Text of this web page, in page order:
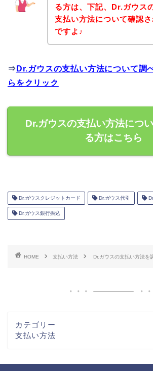
る方は、下記、Dr.ガウス
支払い方法について確認
ですよ♪
⇒ Dr.ガウスの支払い方法について調
らをクリック
Dr.ガウスの支払い方法につ
る方はこちら
Dr.ガウスクレジットカード Dr.ガウス代引
Dr.ガウス銀行振込
HOME 支払い方法 Dr.ガウスの支払い方法を
カテゴリー
支払い方法